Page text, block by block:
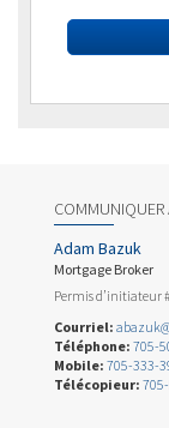
COMMUNIQUER
Adam Bazuk
Mortgage Broker
Permis d’initiateur
Courriel:
Téléphone: 705-
Mobile: 705-333-
Télécopieur: